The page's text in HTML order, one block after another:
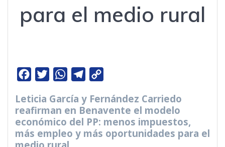
para el medio rural
c
e
b
o
i
t
t
e
W
a
t
s
A
l
e
g
p
y
L
Leticia García y Fernández Carriedo
reafirman en Benavente el modelo
económico del PP: menos impuestos,
más empleo y más oportunidades para el